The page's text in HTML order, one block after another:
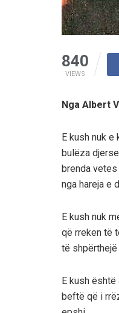
840
VIEWS
Nga Albert
E kush nuk e
bulëza
brenda
nga hareja e
E kush nuk
që rreken të
të
E kush
beftë që i